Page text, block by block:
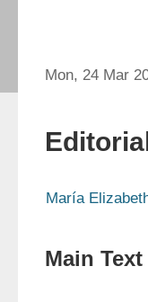
Mon, 24 Mar
María
Main Text